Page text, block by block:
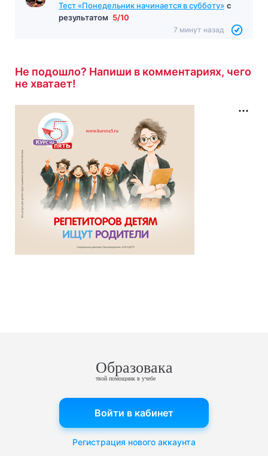
Гость завершил
Тест «Андрей Болконский»
6 минут назад
Не подошло? Напиши в комментариях, чего
не хватает!
Образовака
твой помощник в учебе
Войти в кабинет
Регистрация нового аккаунта